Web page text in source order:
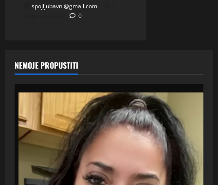
spojljubavni@gmail.com
0
NEMOJE PROPUSTITI